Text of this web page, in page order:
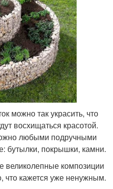
можно так украсить, что
восхищаться красотой.
любыми подручными
бутылки, покрышки, камни.
великолепные композиции
что кажется уже ненужным.